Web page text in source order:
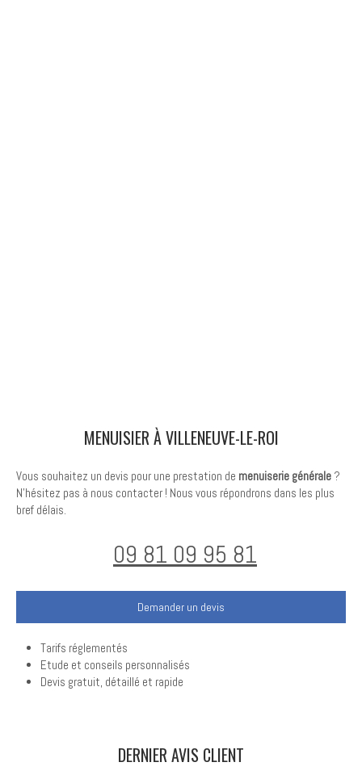
MENUISIER À VILLENEUVE-LE-ROI
Vous souhaitez un devis pour une prestation de menuiserie générale ?
N'hésitez pas à nous contacter ! Nous vous répondrons dans les plus
bref délais.
09 81 09 95 81
Demander un devis
Tarifs réglementés
Etude et conseils personnalisés
Devis gratuit, détaillé et rapide
DERNIER AVIS CLIENT